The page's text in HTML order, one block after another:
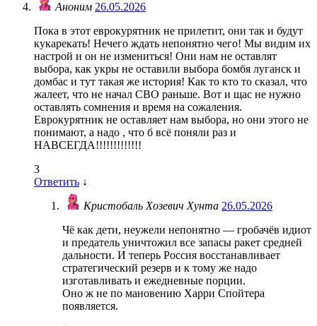
Аноним 26.05.2026
Пока в этот еврокурятник не прилетит, они так и будут
кукарекать! Нечего ждать непонятно чего! Мы видим их
настрой и он не измениться! Они нам не оставлят
выбора, как укры не оставили выбора бомбя луганск и
домбас и тут такая же история! Как то кто то сказал, что
жалеет, что не начал СВО раньше. Вот и щас не нужно
оставлять сомнения и время на сожаления.
Еврокурятник не оставляет нам выбора, но они этого не
понимают, а надо , что б всё поняли раз и
НАВСЕГДА!!!!!!!!!!!!!
3
Ответить ↓
Кристобаль Хозевич Хунта 26.05.2026
Чё как дети, неужели непонятно — гробачёв идиот
и предатель уничтожил все запасы ракет средней
дальности. И теперь Россия восстанавливает
стратегический резерв и к тому же надо
изготавливать и ежедневные порции.
Оно ж не по мановению Харри Спойтера
появляется.